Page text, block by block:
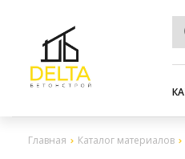
Главная Каталог материалов